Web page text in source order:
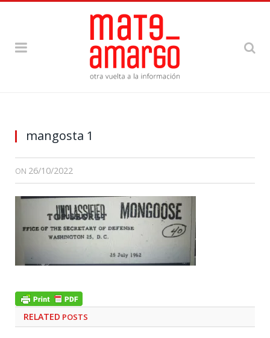
mangosta 1
ON 26/10/2022
RELATED POSTS